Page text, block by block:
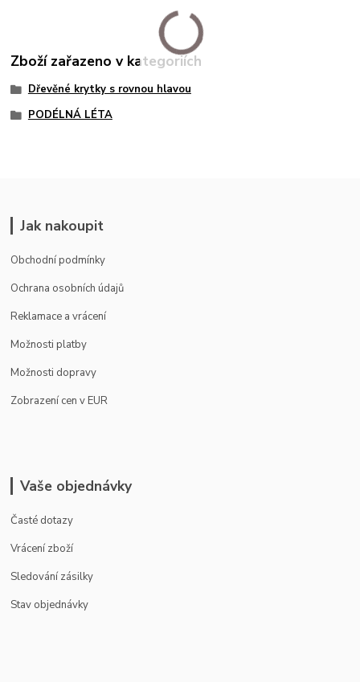
Zboží zařazeno v kategoriích
Dřevěné krytky s rovnou hlavou
PODÉLNÁ LÉTA
Jak nakoupit
Obchodní podmínky
Ochrana osobních údajů
Reklamace a vrácení
Možnosti platby
Možnosti dopravy
Zobrazení cen v EUR
Vaše objednávky
Časté dotazy
Vrácení zboží
Sledování zásilky
Stav objednávky